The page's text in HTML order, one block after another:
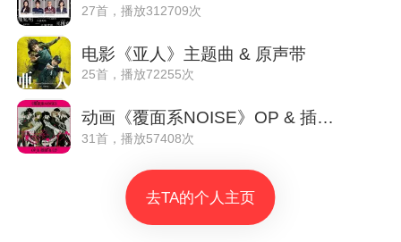
27首，播放312709次
电影《亚人》主题曲 & 原声带
25首，播放72255次
动画《覆面系NOISE》OP & 插曲 & ED★合集
31首，播放57408次
去TA的个人主页